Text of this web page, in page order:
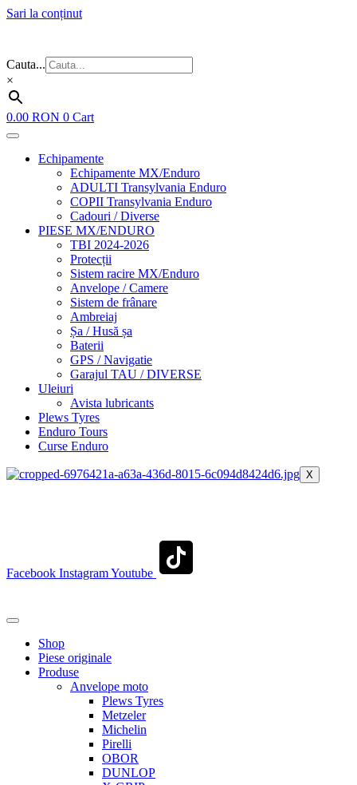
Sari la conținut
Cauta...
×
0.00 RON 0 Cart
Echipamente
Echipamente MX/Enduro
ADULTI Transylvania Enduro
COPII Transylvania Enduro
Cadouri / Diverse
PIESE MX/ENDURO
TBI 2024-2026
Protecții
Sistem racire MX/Enduro
Anvelope / Camere
Sistem de frânare
Ambreiaj
Șa / Husă șa
Baterii
GPS / Navigatie
Garajul TAU / DIVERSE
Uleiuri
Avista lubricants
Plews Tyres
Enduro Tours
Curse Enduro
X
Facebook InstagramYoutube
Shop
Piese originale
Produse
Anvelope moto
Plews Tyres
Metzeler
Michelin
Pirelli
OBOR
DUNLOP